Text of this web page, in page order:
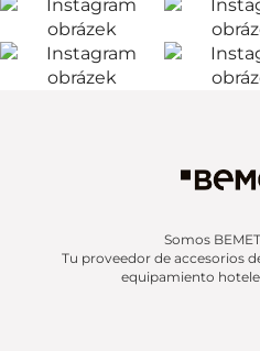
Somos
Tu proveedor de accesorios
equipamiento